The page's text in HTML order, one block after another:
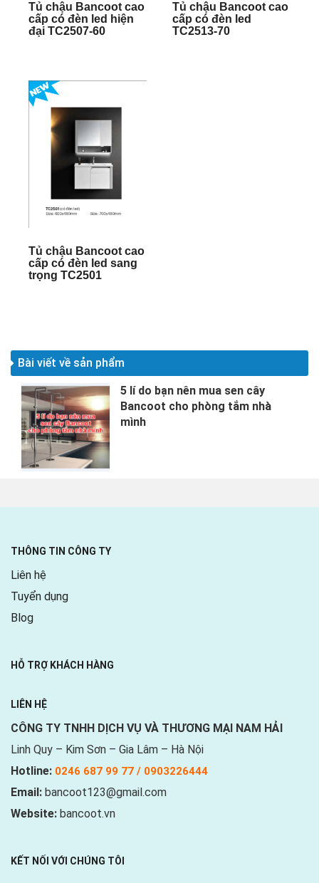
Tủ chậu Bancoot cao
cấp có đèn led hiện
đại TC2507-60
Tủ chậu Bancoot cao
cấp có đèn led
TC2513-70
Tủ chậu Bancoot cao
cấp có đèn led sang
trọng TC2501
Bài viết về sản phẩm
5 lí do bạn nên mua sen cây
Bancoot cho phòng tắm nhà
mình
THÔNG TIN CÔNG TY
Liên hệ
Tuyển dụng
Blog
HỖ TRỢ KHÁCH HÀNG
LIÊN HỆ
CÔNG TY TNHH DỊCH VỤ VÀ THƯƠNG MẠI NAM HẢI
Linh Quy – Kim Sơn – Gia Lâm – Hà Nội
Hotline: 0246 687 99 77 / 0903226444
Email: bancoot123@gmail.com
Website: bancoot.vn
KẾT NỐI VỚI CHÚNG TÔI